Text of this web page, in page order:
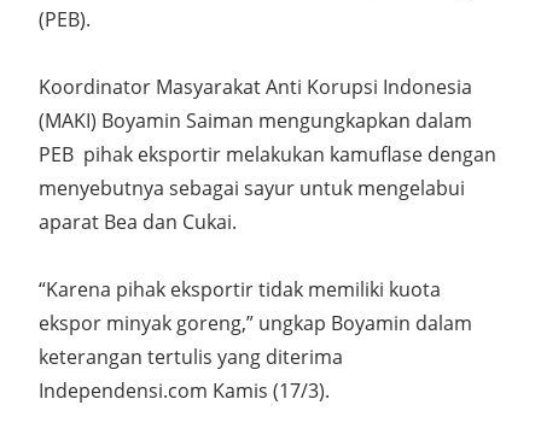
(PEB).
Koordinator Masyarakat Anti Korupsi Indonesia
(MAKI) Boyamin Saiman mengungkapkan dalam
PEB pihak eksportir melakukan kamuflase dengan
menyebutnya sebagai sayur untuk mengelabui
aparat Bea dan Cukai.
“Karena pihak eksportir tidak memiliki kuota
ekspor minyak goreng,” ungkap Boyamin dalam
keterangan tertulis yang diterima
Independensi.com Kamis (17/3).